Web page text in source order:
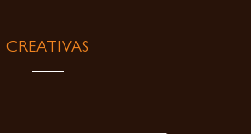
CREATIVAS